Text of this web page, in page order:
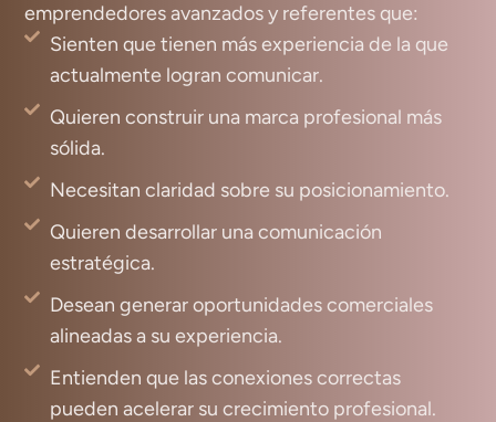
emprendedores avanzados y referentes que:
Sienten que tienen más experiencia de la que
actualmente logran comunicar.
Quieren construir una marca profesional más
sólida.
Necesitan claridad sobre su posicionamiento.
Quieren desarrollar una comunicación
estratégica.
Desean generar oportunidades comerciales
alineadas a su experiencia.
Entienden que las conexiones correctas
pueden acelerar su crecimiento profesional.